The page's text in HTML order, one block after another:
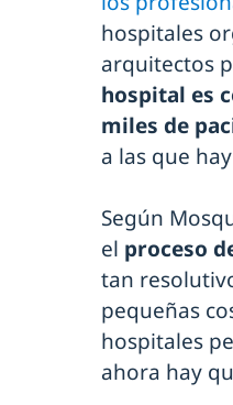
hospitales
arquitectos
hospital es
miles de
a las que
Según
el proceso
tan
pequeñas
hospitales
ahora hay